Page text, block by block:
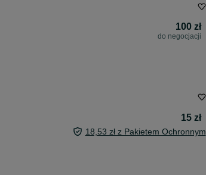
100 zł
do negocjacji
15 zł
18,53 zł z Pakietem Ochronnym